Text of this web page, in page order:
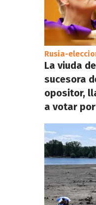
Rusia-
La viuda
sucesora
opositor,
a votar